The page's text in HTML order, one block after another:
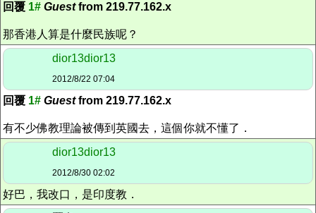
回覆 1# Guestfrom 219.77.162.x
那香港人算是什麼民族呢？
dior13dior13
2012/8/22 07:04
回覆 1# Guestfrom 219.77.162.x
有不少佛教理論被傳到英國去，這個你就不懂了．
dior13dior13
2012/8/30 02:02
好巴，我改口，是印度教．